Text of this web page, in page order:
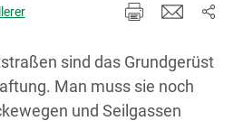
sind das Grundgerüst
Man muss sie noch
und Seilgassen